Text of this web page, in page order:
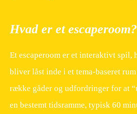
Hvad er et escaperoom?
Et escaperoom er et interaktivt spil,
bliver låst inde i et tema-baseret
række gåder og udfordringer for at
en bestemt tidsramme, typisk 60